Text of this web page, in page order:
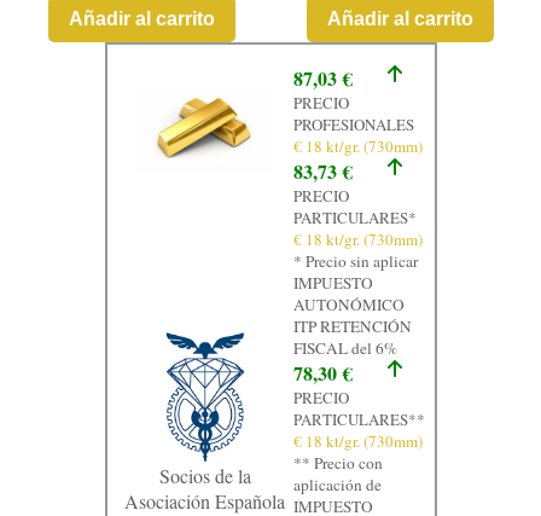
Añadir al carrito Añadir al carrito
Socios de la
Asociación Española
87,03 €
PRECIO
PROFESIONALES
€ 18 kt/gr. (730mm)
83,73 €
PRECIO
PARTICULARES*
€ 18 kt/gr. (730mm)
* Precio sin aplicar
IMPUESTO
AUTONÓMICO
ITP RETENCIÓN
FISCAL del 6%
78,30 €
PRECIO
PARTICULARES**
€ 18 kt/gr. (730mm)
** Precio con
aplicación de
IMPUESTO